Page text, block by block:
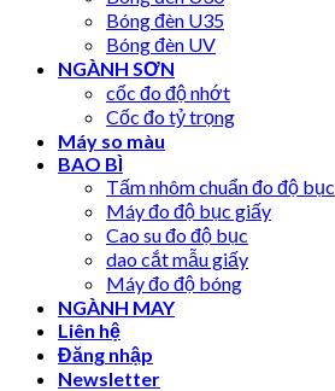
Bóng đèn U35
Bóng đèn UV
NGÀNH SƠN
cốc đo độ nhớt
Cốc đo tỷ trọng
Máy so màu
BAO BÌ
Tấm nhôm chuẩn đo độ bục
Máy đo độ bục giấy
Cao su đo độ bục
dao cắt mẫu giấy
Máy đo độ bóng
NGÀNH MAY
Liên hệ
Đăng nhập
Newsletter